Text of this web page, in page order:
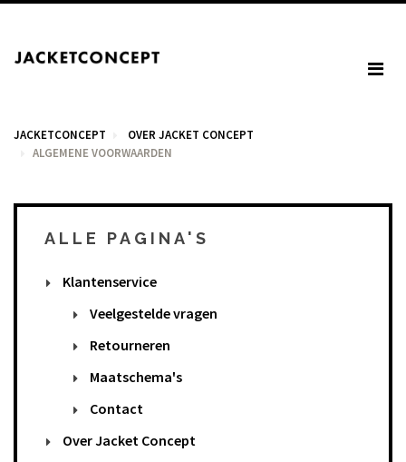
JACKETCONCEPT
OVER JACKET CONCEPT
ALGEMENE VOORWAARDEN
WINKELWAGEN
Totaal: € 0,00
ALLE PAGINA'S
Klantenservice
Veelgestelde vragen
Retourneren
Maatschema's
Contact
Over Jacket Concept